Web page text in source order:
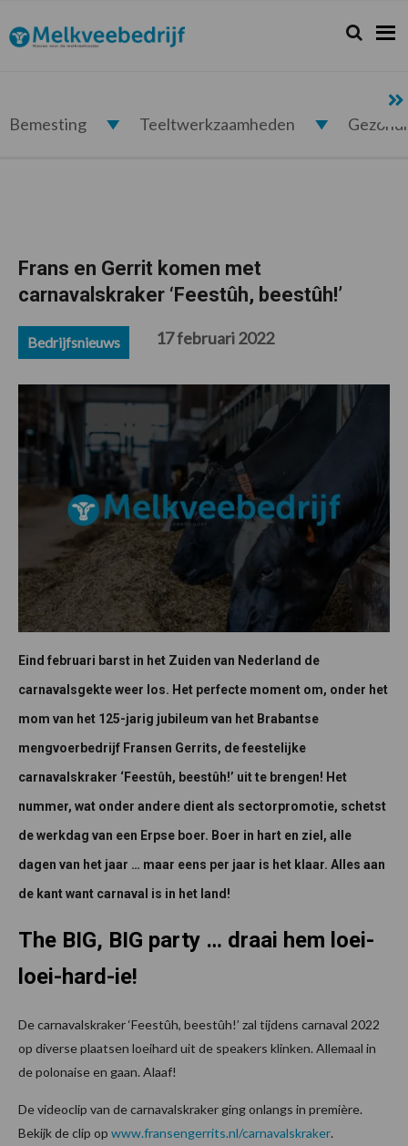
de
hoofdnavigatie
de
hoofd
de
eerste
de
voettekst
Melkveebedrijf.nl Zoeken...
Zoek
Bemesting Teeltwerkzaamheden
Frans en Gerrit komen met
carnavalskraker ‘Feestûh, beestûh!’
Bedrijfsnieuws 17 februari 2022
Eind februari barst in het Zuiden van Nederland de
carnavalsgekte weer los. Het perfecte moment om, onder het
mom van het 125-jarig jubileum van het Brabantse
mengvoerbedrijf Fransen Gerrits, de feestelijke
carnavalskraker ‘Feestûh, beestûh!’ uit te brengen! Het
nummer, wat onder andere dient als sectorpromotie, schetst
de werkdag van een Erpse boer. Boer in hart en ziel, alle
dagen van het jaar … maar eens per jaar is het klaar. Alles aan
de kant want carnaval is in het land!
The BIG, BIG party … draai hem loei-
loei-hard-ie!
De carnavalskraker ‘Feestûh, beestûh!’ zal tijdens carnaval 2022
op diverse plaatsen loeihard uit de speakers klinken. Allemaal in
de polonaise en gaan. Alaaf!
De videoclip van de carnavalskraker ging onlangs in première.
Bekijk de clip op www.fransengerrits.nl/carnavalskraker.